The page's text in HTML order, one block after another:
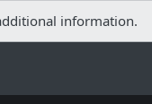
information.